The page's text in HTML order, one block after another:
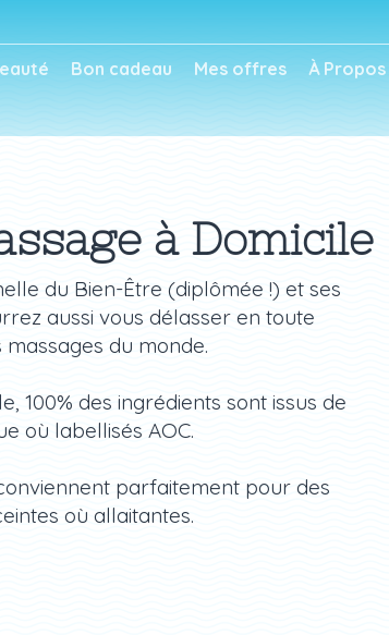
Bon cadeau Mes offres À Propos
à Domicile
du Bien-Être (diplômée !) et ses
aussi vous délasser en toute
du monde.
100% des ingrédients sont issus de
où labellisés AOC.
parfaitement pour des
où allaitantes.